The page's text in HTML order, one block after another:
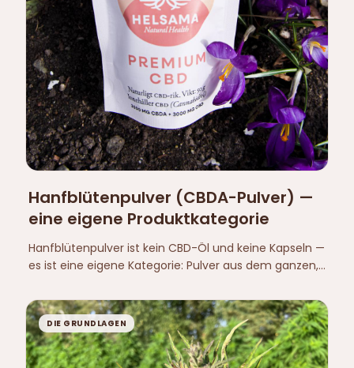
Hanfblütenpulver (CBDA-Pulver) —
eine eigene Produktkategorie
Hanfblütenpulver ist kein CBD-Öl und keine Kapseln —
es ist eine eigene Kategorie: Pulver aus dem ganzen,
CBDA. So unterscheidet es sich.
DIE GRUNDLAGEN